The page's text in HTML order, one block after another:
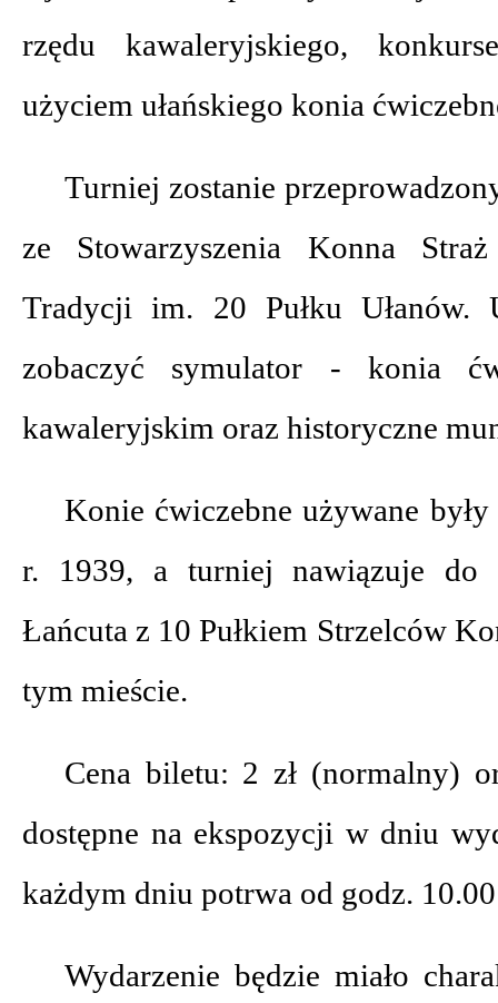
rzędu kawaleryjskiego,
użyciem ułańskiego konia
Turniej zostanie
ze Stowarzyszenia Konna
Tradycji im. 20 Pułku Ułanów.
zobaczyć symulator - konia
kawaleryjskim oraz historyczne
Konie ćwiczebne używane
r. 1939, a turniej nawiązuje do
Łańcuta z 10 Pułkiem Strzelców
tym mieście.
Cena biletu: 2 zł (normalny)
dostępne na ekspozycji w dniu
każdym dniu potrwa od godz.
Wydarzenie będzie miało